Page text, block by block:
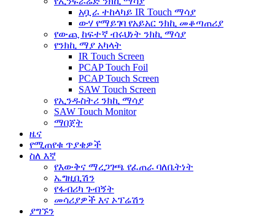
አቧራ ተከላካይ IR Touch ማሳያ
ውሃ የማይገባ የአይአር ንክኪ መቆጣጠሪያ
የውጪ ከፍተኛ ብሩህነት ንክኪ ማሳያ
የንክኪ ማያ አካላት
IR Touch Screen
PCAP Touch Foil
PCAP Touch Screen
SAW Touch Screen
የኢንዱስትሪ ንክኪ ማሳያ
SAW Touch Monitor
ማበጀት
ዜና
የሚጠየቁ ጥያቄዎች
ስለ እኛ
የእውቅና ማረጋገጫ የፈጠራ ባለቤትነት
ኤግዚቢሽን
የፋብሪካ ጉብኝት
መሳሪያዎች እና ኦፕሬሽን
ያግኙን